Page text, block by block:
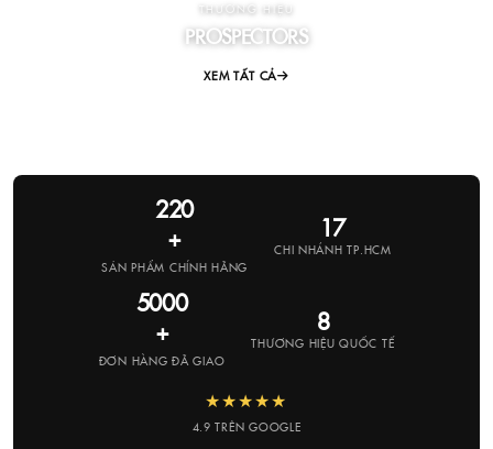
THƯƠNG HIỆU
PROSPECTORS
XEM TẤT CẢ
220
+
SẢN PHẨM CHÍNH HÃNG
17
CHI NHÁNH TP.HCM
5000
+
ĐƠN HÀNG ĐÃ GIAO
8
THƯƠNG HIỆU QUỐC TẾ
★★★★★
4.9 TRÊN GOOGLE